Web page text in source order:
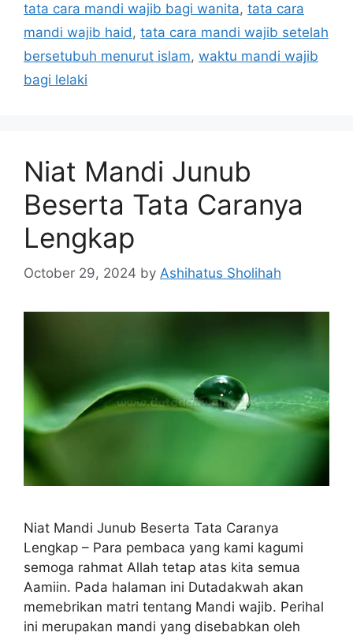
tata cara mandi wajib bagi wanita, tata cara
mandi wajib haid, tata cara mandi wajib setelah
bersetubuh menurut islam, waktu mandi wajib
bagi lelaki
Niat Mandi Junub
Beserta Tata Caranya
Lengkap
October 29, 2024 by Ashihatus Sholihah
Niat Mandi Junub Beserta Tata Caranya
Lengkap – Para pembaca yang kami kagumi
semoga rahmat Allah tetap atas kita semua
Aamiin. Pada halaman ini Dutadakwah akan
memebrikan matri tentang Mandi wajib. Perihal
ini merupakan mandi yang disebabkan oleh